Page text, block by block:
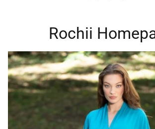
Rochii